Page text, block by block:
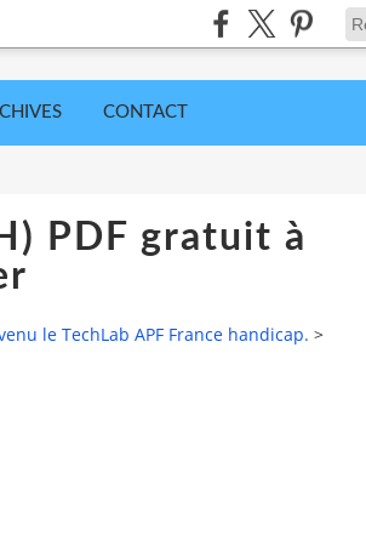
CONTACT
PDF gratuit à
le TechLab APF France handicap. >